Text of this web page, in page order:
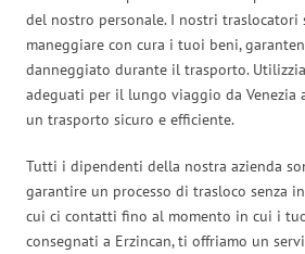
del nostro personale. I nostri traslocatori
maneggiare con cura i tuoi beni,
danneggiato durante il trasporto.
adeguati per il lungo viaggio da Venezia
un trasporto sicuro e efficiente.
Tutti i dipendenti della nostra azienda
garantire un processo di trasloco senza
cui ci contatti fino al momento in cui i
consegnati a Erzincan, ti offriamo un